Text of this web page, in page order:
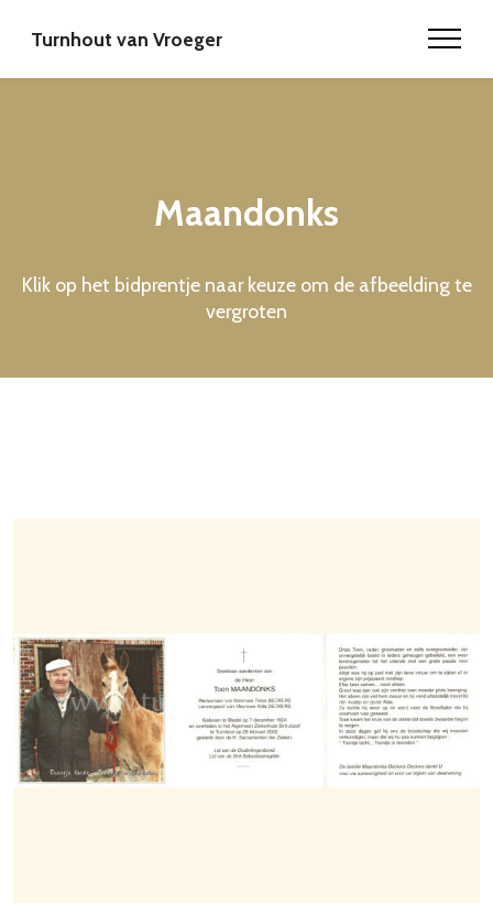
Turnhout van Vroeger
Maandonks
Klik op het bidprentje naar keuze om de afbeelding te
vergroten